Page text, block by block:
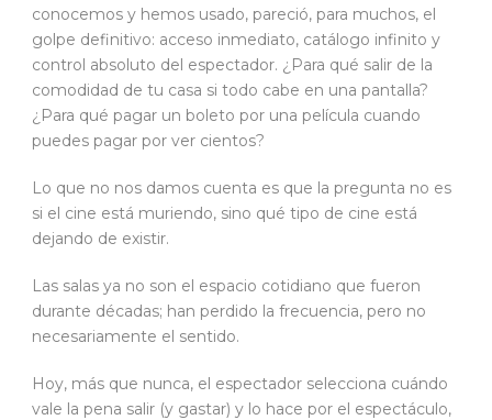
conocemos y hemos usado, pareció, para muchos, el
golpe definitivo: acceso inmediato, catálogo infinito y
control absoluto del espectador. ¿Para qué salir de la
comodidad de tu casa si todo cabe en una pantalla?
¿Para qué pagar un boleto por una película cuando
puedes pagar por ver cientos?
Lo que no nos damos cuenta es que la pregunta no es
si el cine está muriendo, sino qué tipo de cine está
dejando de existir.
Las salas ya no son el espacio cotidiano que fueron
durante décadas; han perdido la frecuencia, pero no
necesariamente el sentido.
Hoy, más que nunca, el espectador selecciona cuándo
vale la pena salir (y gastar) y lo hace por el espectáculo,